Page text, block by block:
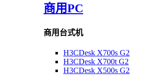
商用PC
商用台式机
H3CDesk X700s G2
H3CDesk X700t G2
H3CDesk X500s G2